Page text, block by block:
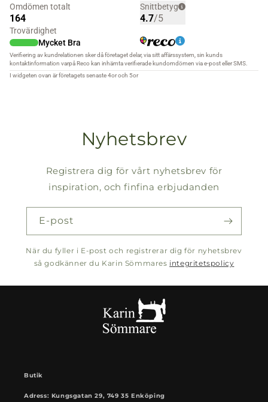
Nyhetsbrev
Registrera dig för vårt nyhetsbrev för
inspiration, och finfina erbjudanden
E-post
När du fyller i E-post och registrerar dig för nyhetsbrev
så godkänner du Karin Sömmares integritetspolicy
Butik
Adress: Kungsgatan 29, 749 35 Enköping